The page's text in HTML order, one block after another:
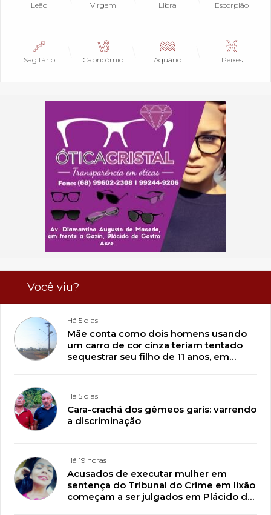
Leão Virgem Libra Escorpião
Sagitário Capricórnio Aquário Peixes
Você viu?
Há 5 dias
Mãe conta como dois homens usando
um carro de cor cinza teriam tentado
sequestrar seu filho de 11 anos, em
Há 5 dias
Cara-crachá dos gêmeos garis: varrendo
a discriminação
Há 19 horas
Acusados de executar mulher em
sentença do Tribunal do Crime em lixão
começam a ser julgados em Plácido de